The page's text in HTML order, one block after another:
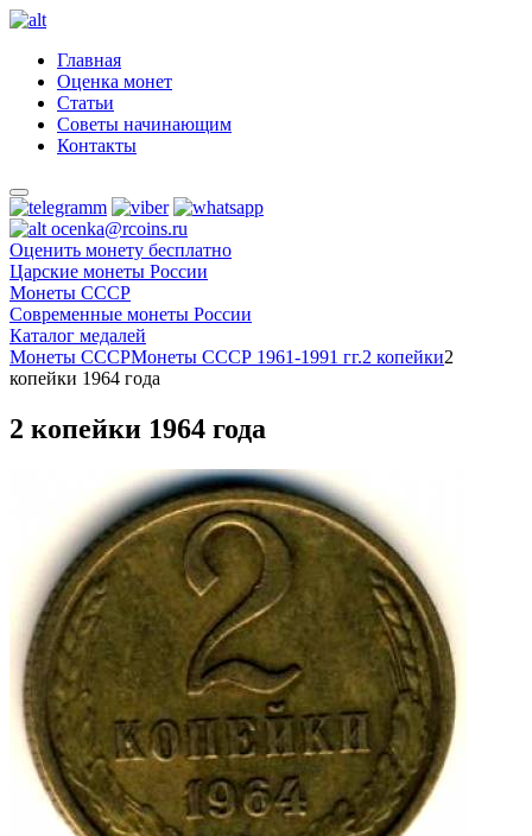
Главная
Оценка монет
Статьи
Советы начинающим
Контакты
ocenka@rcoins.ru
Оценить монету бесплатно
Царские монеты России
Монеты СССР
Современные монеты России
Каталог медалей
Монеты СССРМонеты СССР 1961-1991 гг.2 копейки2
копейки 1964 года
2 копейки 1964 года